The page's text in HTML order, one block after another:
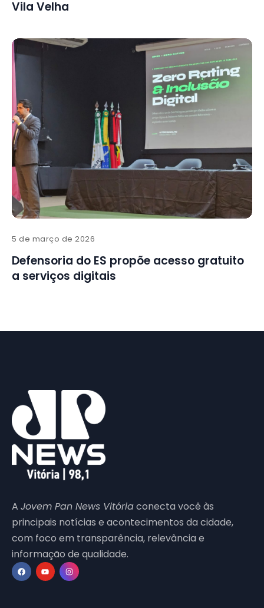
Vila Velha
5 de março de 2026
Defensoria do ES propõe acesso gratuito
a serviços digitais
A Jovem Pan News Vitóriaconecta você às
principais notícias e acontecimentos da cidade,
com foco em transparência, relevância e
informação de qualidade.